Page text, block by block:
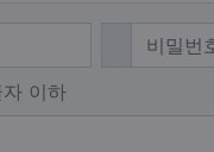
비밀번호필수
이하